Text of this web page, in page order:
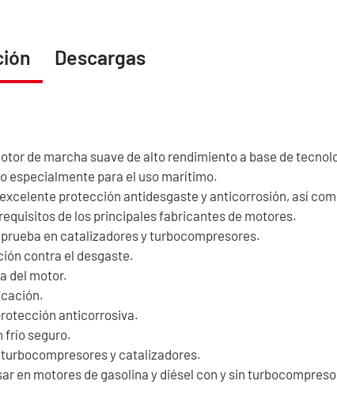
Descargas
de marcha suave de alto rendimiento a base de
especialmente para el uso marítimo.
protección antidesgaste y anticorrosión, así
de los principales fabricantes de motores.
en catalizadores y turbocompresores.
contra el desgaste.
del motor.
anticorrosiva.
frío seguro.
turbocompresores y catalizadores.
en motores de gasolina y diésel con y sin